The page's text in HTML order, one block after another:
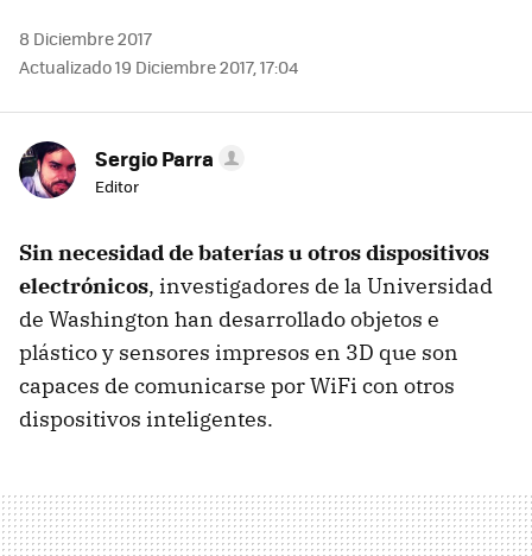
8 Diciembre 2017
Actualizado 19 Diciembre 2017, 17:04
Sergio Parra
Editor
Sin necesidad de baterías u otros dispositivos
electrónicos, investigadores de la Universidad
de Washington han desarrollado objetos e
plástico y sensores impresos en 3D que son
capaces de comunicarse por WiFi con otros
dispositivos inteligentes.